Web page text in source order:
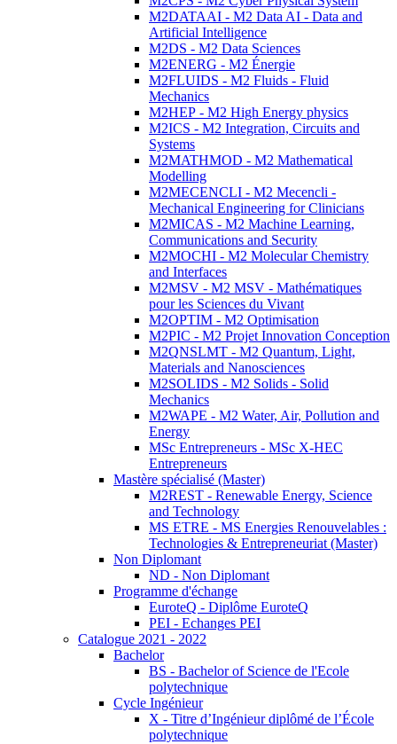
M2DATAAI - M2 Data AI - Data and
Artificial Intelligence
M2DS - M2 Data Sciences
M2ENERG - M2 Énergie
M2FLUIDS - M2 Fluids - Fluid
Mechanics
M2HEP - M2 High Energy physics
M2ICS - M2 Integration, Circuits and
Systems
M2MATHMOD - M2 Mathematical
Modelling
M2MECENCLI - M2 Mecencli -
Mechanical Engineering for Clinicians
M2MICAS - M2 Machine Learning,
Communications and Security
M2MOCHI - M2 Molecular Chemistry
and Interfaces
M2MSV - M2 MSV - Mathématiques
pour les Sciences du Vivant
M2OPTIM - M2 Optimisation
M2PIC - M2 Projet Innovation Conception
M2QNSLMT - M2 Quantum, Light,
Materials and Nanosciences
M2SOLIDS - M2 Solids - Solid
Mechanics
M2WAPE - M2 Water, Air, Pollution and
Energy
MSc Entrepreneurs - MSc X-HEC
Entrepreneurs
Mastère spécialisé (Master)
M2REST - Renewable Energy, Science
and Technology
MS ETRE - MS Energies Renouvelables :
Technologies & Entrepreneuriat (Master)
Non Diplomant
ND - Non Diplomant
Programme d'échange
EuroteQ - Diplôme EuroteQ
PEI - Echanges PEI
Catalogue 2021 - 2022
Bachelor
BS - Bachelor of Science de l'Ecole
polytechnique
Cycle Ingénieur
X - Titre d’Ingénieur diplômé de l’École
polytechnique